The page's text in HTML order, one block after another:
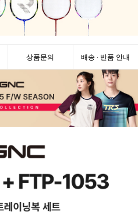
상품문의 배송 · 반품 안내